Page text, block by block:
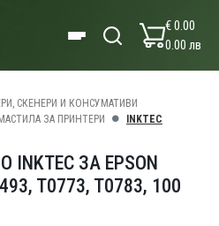
€ 0.00
0.00 лв
СКЕНЕРИ И КОНСУМАТИВИ
ЗА ПРИНТЕРИ
INKTEC
ЗА EPSON
T0773, T0783, 100